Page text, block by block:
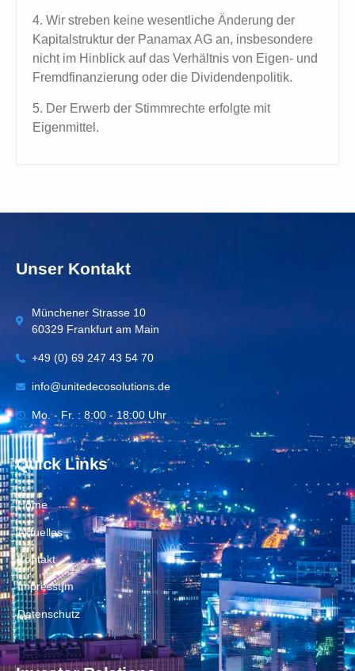
4. Wir streben keine wesentliche Änderung der
Kapitalstruktur der Panamax AG an, insbesondere
nicht im Hinblick auf das Verhältnis von Eigen- und
Fremdfinanzierung oder die Dividendenpolitik.
5. Der Erwerb der Stimmrechte erfolgte mit
Eigenmittel.
Unser Kontakt
Münchener Strasse 10
60329 Frankfurt am Main
+49 (0) 69 247 43 54 70
info@unitedecosolutions.de
Mo. - Fr. : 8:00 - 18:00 Uhr
Quick Links
Home
Aktuelles
Kontakt
Impressum
Datenschutz